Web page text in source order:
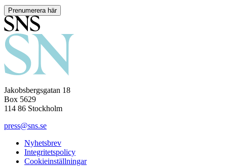
Prenumerera här
Jakobsbergsgatan 18
Box 5629
114 86 Stockholm
press@sns.se
Nyhetsbrev
Integritetspolicy
Cookieinställningar